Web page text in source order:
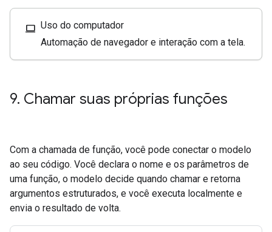
computer Uso do computador
Automação de navegador e interação com a tela.
9. Chamar suas próprias funções
Com a chamada de função, você pode conectar o modelo
ao seu código. Você declara o nome e os parâmetros de
uma função, o modelo decide quando chamar e retorna
argumentos estruturados, e você executa localmente e
envia o resultado de volta.